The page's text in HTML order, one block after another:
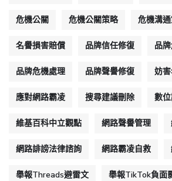
危機公關 危機公關策略 危機溝
名譽損害賠償 品牌信任修復 品
品牌危機處理 品牌聲譽修復 妨
應對網路霸凌 搜尋建議刪除 數
維基百科中立觀點 網路聲譽管理
網路誹謗法律諮詢 網路霸凌自救
舉報Threads避雷文 舉報TikTok負面